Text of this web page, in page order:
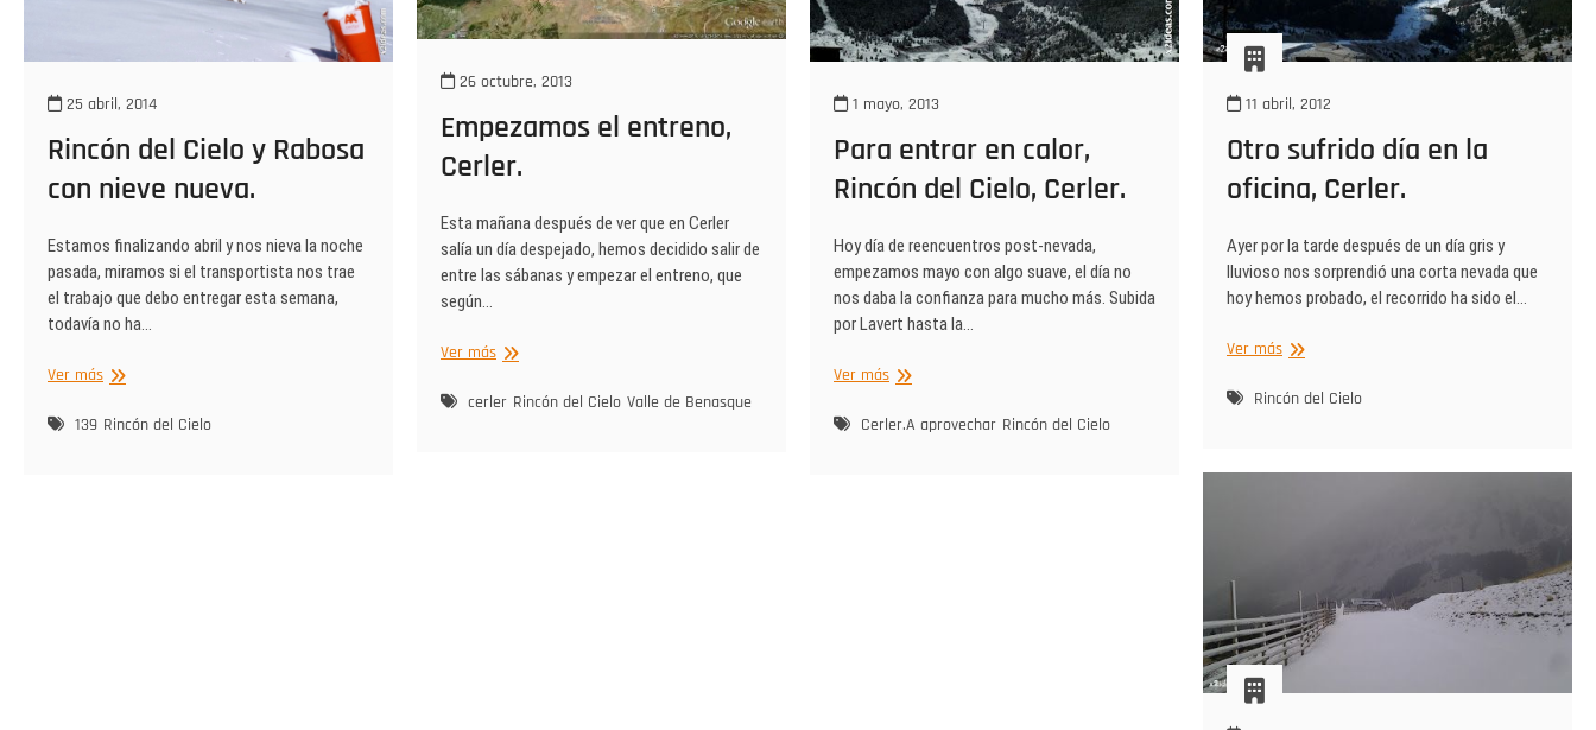
25 abril, 2014
Rincón del Cielo y Rabosa
con nieve nueva.
Estamos finalizando abril y nos nieva la noche
pasada, miramos si el transportista nos trae
el trabajo que debo entregar esta semana,
todavía no ha…
Ver másRincón
Cielo
139 Rincón del Cielo
26 octubre, 2013
Empezamos el entreno,
Cerler.
Esta mañana después de ver que en Cerler
salía un día despejado, hemos decidido salir de
entre las sábanas y empezar el entreno, que
según…
Ver másEmpezamos
entreno,
cerler Rincón del Cielo Valle de Benasque
1 mayo, 2013
Para entrar en calor,
Rincón del Cielo, Cerler.
Hoy día de reencuentros post-nevada,
empezamos mayo con algo suave, el día no
nos daba la confianza para mucho más. Subida
por Lavert hasta la…
Ver másPara
en
Cerler.A aprovechar Rincón del Cielo
11 abril, 2012
Otro sufrido día en la
oficina, Cerler.
Ayer por la tarde después de un día gris y
lluvioso nos sorprendió una corta nevada que
hoy hemos probado, el recorrido ha sido el…
Ver másOtro
día
oficina,
Rincón del Cielo